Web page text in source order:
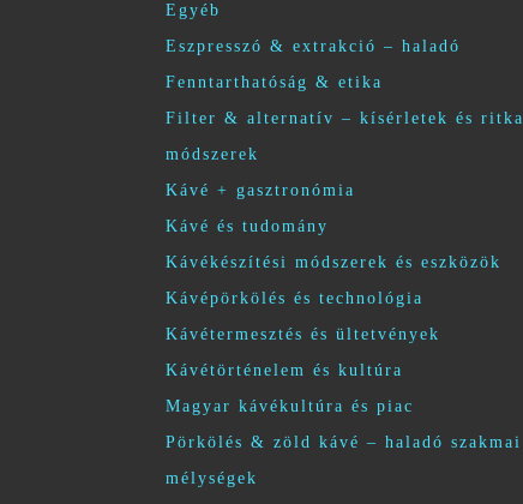
Egyéb
Eszpresszó & extrakció – haladó
Fenntarthatóság & etika
Filter & alternatív – kísérletek és ritka
módszerek
Kávé + gasztronómia
Kávé és tudomány
Kávékészítési módszerek és eszközök
Kávépörkölés és technológia
Kávétermesztés és ültetvények
Kávétörténelem és kultúra
Magyar kávékultúra és piac
Pörkölés & zöld kávé – haladó szakmai
mélységek